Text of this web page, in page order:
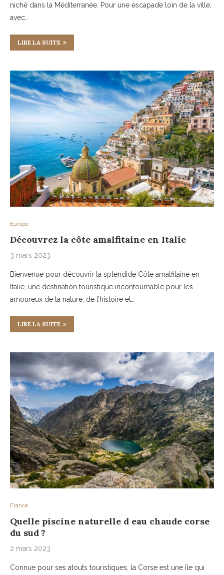
niché dans la Méditerranée. Pour une escapade loin de la ville,
avec…
LIRE LA SUITE
Europe
Découvrez la côte amalfitaine en Italie
3 mars 2023
Bienvenue pour découvrir la splendide Côte amalfitaine en
Italie, une destination touristique incontournable pour les
amoureux de la nature, de l’histoire et…
LIRE LA SUITE
France
Quelle piscine naturelle d eau chaude corse
du sud ?
2 mars 2023
Connue pour ses atouts touristiques, la Corse est une île qui